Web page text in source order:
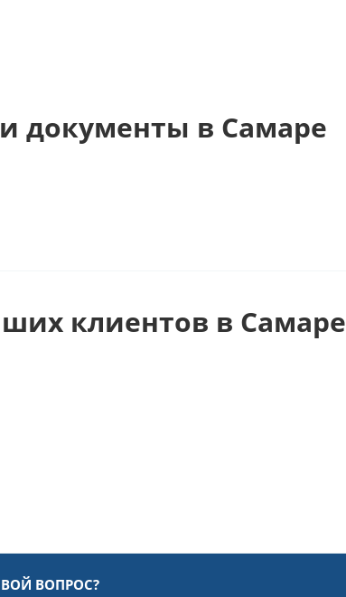
документы в Самаре
клиентов в Самаре
ВОПРОС?